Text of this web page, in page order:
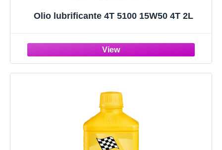
Olio lubrificante 4T 5100 15W50 4T 2L